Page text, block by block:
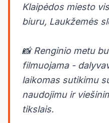
Klaipėdos miesto
biuru, Laukžemės
📸 Renginio metu
filmuojama -
laikomas sutikimu
naudojimu ir
tikslais.